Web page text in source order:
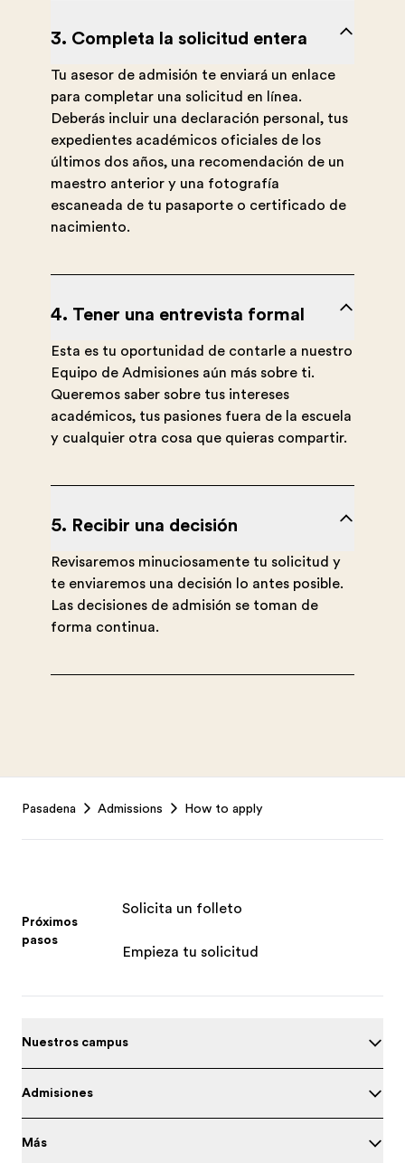
3. Completa la solicitud entera
Tu asesor de admisión te enviará un enlace
para completar una solicitud en línea.
Deberás incluir una declaración personal, tus
expedientes académicos oficiales de los
últimos dos años, una recomendación de un
maestro anterior y una fotografía
escaneada de tu pasaporte o certificado de
nacimiento.
4. Tener una entrevista formal
Esta es tu oportunidad de contarle a nuestro
Equipo de Admisiones aún más sobre ti.
Queremos saber sobre tus intereses
académicos, tus pasiones fuera de la escuela
y cualquier otra cosa que quieras compartir.
5. Recibir una decisión
Revisaremos minuciosamente tu solicitud y
te enviaremos una decisión lo antes posible.
Las decisiones de admisión se toman de
forma continua.
Pasadena Admissions How to apply
Próximos
pasos
Solicita un folleto
Empieza tu solicitud
Nuestros campus
Admisiones
Más